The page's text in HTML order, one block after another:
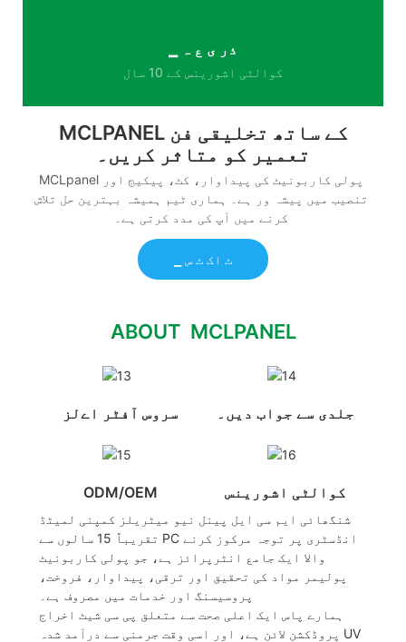
▁ ذر ی ع ہ
کوالٹی اشورینس کے 10 سال
MCLPANEL کے ساتھ تخلیقی فن
تعمیر کو متاثر کریں۔
MCLpanel پولی کاربونیٹ کی پیداوار، کٹ، پیکیج اور
تنصیب میں پیشہ ور ہے۔ ہماری ٹیم ہمیشہ بہترین حل تلاش
کرنے میں آپ کی مدد کرتی ہے۔
▁ ٹ اک ٹ س
ABOUT MCLPANEL
سروس آفٹر اےلز جلدی سے جواب دیں۔
ODM/OEM کوالٹی اشورینس
شنگھائی ایم سی ایل پینل نیو میٹریلز کمپنی لمیٹڈ
تقریباً 15 سالوں سے PC انڈسٹری پر توجہ مرکوز کرنے
والا ایک جامع انٹرپرائز ہے، جو پولی کاربونیٹ
پولیمر مواد کی تحقیق اور ترقی، پیداوار، فروخت،
پروسیسنگ اور خدمات میں مصروف ہے۔
ہمارے پاس ایک اعلی صحت سے متعلق پی سی شیٹ اخراج
پروڈکشن لائن ہے، اور اسی وقت جرمنی سے درآمد شدہ UV